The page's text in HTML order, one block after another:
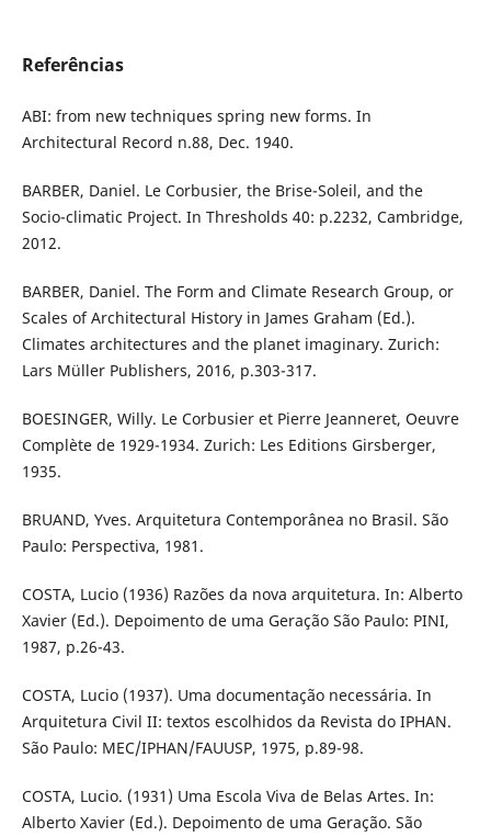
Referências
ABI: from new techniques spring new forms. In
Architectural Record n.88, Dec. 1940.
BARBER, Daniel. Le Corbusier, the Brise-Soleil, and the
Socio-climatic Project. In Thresholds 40: p.2232, Cambridge,
2012.
BARBER, Daniel. The Form and Climate Research Group, or
Scales of Architectural History in James Graham (Ed.).
Climates architectures and the planet imaginary. Zurich:
Lars Müller Publishers, 2016, p.303-317.
BOESINGER, Willy. Le Corbusier et Pierre Jeanneret, Oeuvre
Complète de 1929-1934. Zurich: Les Editions Girsberger,
1935.
BRUAND, Yves. Arquitetura Contemporânea no Brasil. São
Paulo: Perspectiva, 1981.
COSTA, Lucio (1936) Razões da nova arquitetura. In: Alberto
Xavier (Ed.). Depoimento de uma Geração São Paulo: PINI,
1987, p.26-43.
COSTA, Lucio (1937). Uma documentação necessária. In
Arquitetura Civil II: textos escolhidos da Revista do IPHAN.
São Paulo: MEC/IPHAN/FAUUSP, 1975, p.89-98.
COSTA, Lucio. (1931) Uma Escola Viva de Belas Artes. In:
Alberto Xavier (Ed.). Depoimento de uma Geração. São